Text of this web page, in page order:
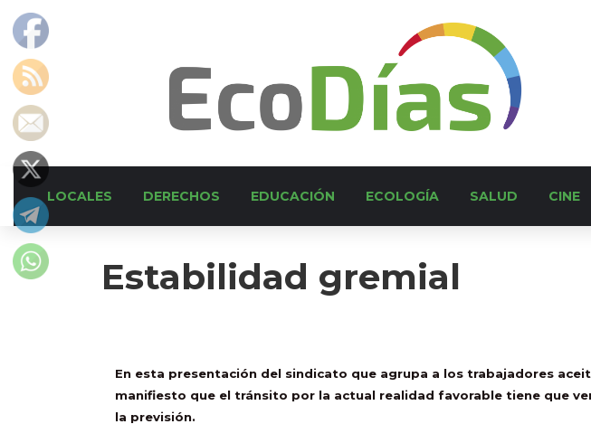
LOCALES DERECHOS EDUCACIÓN ECOLOGÍA SALUD CINE
Estabilidad gremial
En esta presentación del sindicato que agrupa a los trabajadores
manifiesto que el tránsito por la actual realidad favorable tiene que
la previsión.